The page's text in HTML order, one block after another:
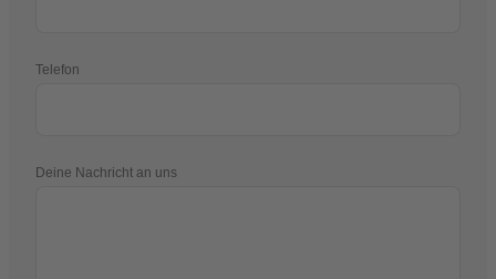
Telefon
Deine Nachricht an uns